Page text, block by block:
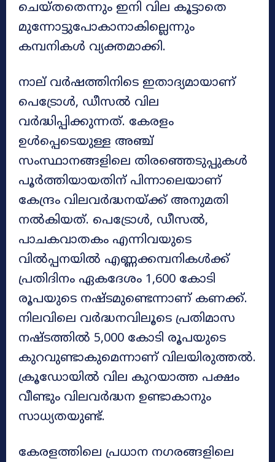
ചെയ്തതെന്നും ഇനി വില കൂട്ടാതെ
മുന്നോട്ടുപോകാനാകില്ലെന്നും
കമ്പനികൾ വ്യക്തമാക്കി.
നാല് വർഷത്തിനിടെ ഇതാദ്യമായാണ്
പെട്രോൾ, ഡീസൽ വില
വർദ്ധിപ്പിക്കുന്നത്. കേരളം
ഉൾപ്പെടെയുള്ള അഞ്ച്
സംസ്ഥാനങ്ങളിലെ തിരഞ്ഞെടുപ്പുകൾ
പൂർത്തിയായതിന് പിന്നാലെയാണ്
കേന്ദ്രം വിലവർദ്ധനയ്ക്ക് അനുമതി
നൽകിയത്. പെട്രോൾ, ഡീസൽ,
പാചകവാതകം എന്നിവയുടെ
വിൽപ്പനയിൽ എണ്ണക്കമ്പനികൾക്ക്
പ്രതിദിനം ഏകദേശം 1,600 കോടി
രൂപയുടെ നഷ്ടമുണ്ടെന്നാണ് കണക്ക്.
നിലവിലെ വർദ്ധനവിലൂടെ പ്രതിമാസ
നഷ്ടത്തിൽ 5,000 കോടി രൂപയുടെ
കുറവുണ്ടാകുമെന്നാണ് വിലയിരുത്തൽ.
ക്രൂഡോയിൽ വില കുറയാത്ത പക്ഷം
വീണ്ടും വിലവർദ്ധന ഉണ്ടാകാനും
സാധ്യതയുണ്ട്.
കേരളത്തിലെ പ്രധാന നഗരങ്ങളിലെ